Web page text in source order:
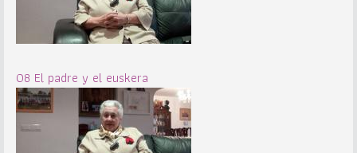
08 El padre y el euskera